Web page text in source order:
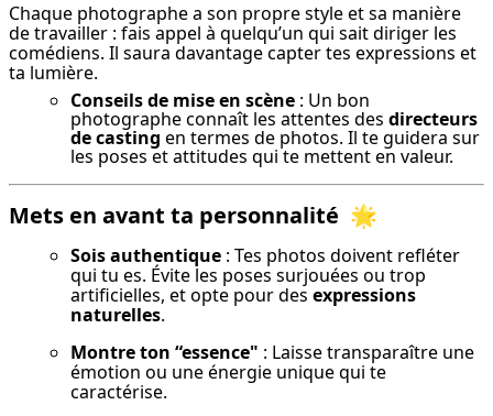
Chaque photographe a son propre style et sa manière
de travailler : fais appel à quelqu’un qui sait diriger les
comédiens. Il saura davantage capter tes expressions et
ta lumière.
Conseils de mise en scène : Un bon
photographe connaît les attentes des directeurs
de casting en termes de photos. Il te guidera sur
les poses et attitudes qui te mettent en valeur.
Mets en avant ta personnalité 🌟
Sois authentique : Tes photos doivent refléter
qui tu es. Évite les poses surjouées ou trop
artificielles, et opte pour des expressions
naturelles.
Montre ton “essence" : Laisse transparaître une
émotion ou une énergie unique qui te
caractérise.